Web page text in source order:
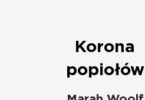
Korona
popiołów